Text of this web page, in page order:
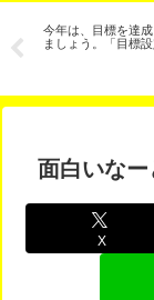
今年は、目標を達
ましょう。「目標設
面白いな
X